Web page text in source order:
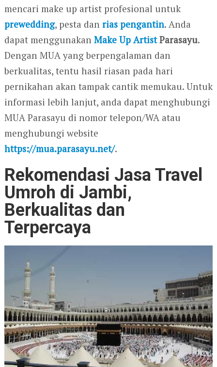
mencari make up artist profesional untuk
prewedding, pesta dan rias pengantin. Anda
dapat menggunakan Make Up ArtistParasayu.
Dengan MUA yang berpengalaman dan
berkualitas, tentu hasil riasan pada hari
pernikahan akan tampak cantik memukau. Untuk
informasi lebih lanjut, anda dapat menghubungi
MUA Parasayu di nomor telepon/WA atau
menghubungi website
https://mua.parasayu.net/.
Rekomendasi Jasa Travel
Umroh di Jambi,
Berkualitas dan
Terpercaya